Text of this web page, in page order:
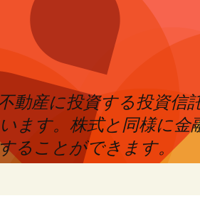
動産に投資する投資信
ます。株式と同様に金
ることができます。